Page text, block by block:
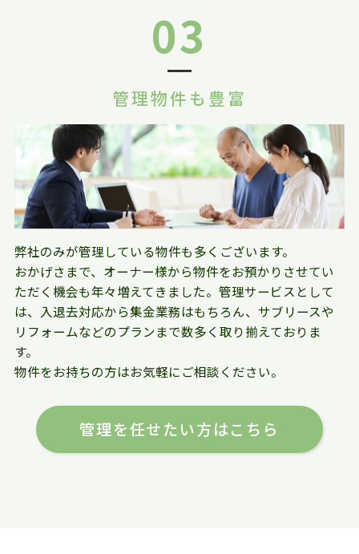
03
管理物件も豊富
弊社のみが管理している物件も多くございます。
おかげさまで、オーナー様から物件をお預かりさせてい
ただく機会も年々増えてきました。管理サービスとして
は、入退去対応から集金業務はもちろん、サブリースや
リフォームなどのプランまで数多く取り揃えておりま
す。
物件をお持ちの方はお気軽にご相談ください。
管理を任せたい方はこちら